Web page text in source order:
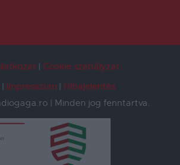
Cookie szabályzat
Impresszum
Hibajelentés
| Minden jog fenntartva.